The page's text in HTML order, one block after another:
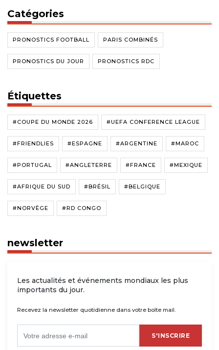
Catégories
PRONOSTICS FOOTBALL PARIS COMBINÉS
PRONOSTICS DU JOUR PRONOSTICS RDC
Étiquettes
#COUPE DU MONDE 2026 #UEFA CONFERENCE LEAGUE
#FRIENDLIES #ESPAGNE #ARGENTINE #MAROC
#PORTUGAL #ANGLETERRE #FRANCE #MEXIQUE
#AFRIQUE DU SUD #BRÉSIL #BELGIQUE
#NORVÈGE #RD CONGO
newsletter
Les actualités et événements mondiaux les plus
importants du jour.
Recevez la newsletter quotidienne dans votre boîte mail.
S'INSCRIRE